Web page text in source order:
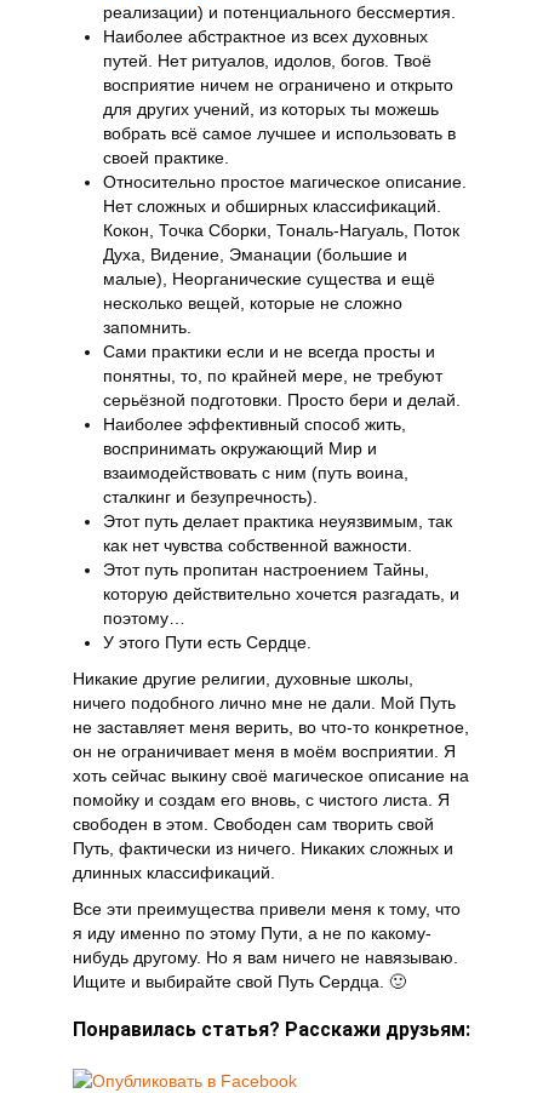
реализации) и потенциального бессмертия.
Наиболее абстрактное из всех духовных
путей. Нет ритуалов, идолов, богов. Твоё
восприятие ничем не ограничено и открыто
для других учений, из которых ты можешь
вобрать всё самое лучшее и использовать в
своей практике.
Относительно простое магическое описание.
Нет сложных и обширных классификаций.
Кокон, Точка Сборки, Тональ-Нагуаль, Поток
Духа, Видение, Эманации (большие и
малые), Неорганические существа и ещё
несколько вещей, которые не сложно
запомнить.
Сами практики если и не всегда просты и
понятны, то, по крайней мере, не требуют
серьёзной подготовки. Просто бери и делай.
Наиболее эффективный способ жить,
воспринимать окружающий Мир и
взаимодействовать с ним (путь воина,
сталкинг и безупречность).
Этот путь делает практика неуязвимым, так
как нет чувства собственной важности.
Этот путь пропитан настроением Тайны,
которую действительно хочется разгадать, и
поэтому…
У этого Пути есть Сердце.
Никакие другие религии, духовные школы,
ничего подобного лично мне не дали. Мой Путь
не заставляет меня верить, во что-то конкретное,
он не ограничивает меня в моём восприятии. Я
хоть сейчас выкину своё магическое описание на
помойку и создам его вновь, с чистого листа. Я
свободен в этом. Свободен сам творить свой
Путь, фактически из ничего. Никаких сложных и
длинных классификаций.
Все эти преимущества привели меня к тому, что
я иду именно по этому Пути, а не по какому-
нибудь другому. Но я вам ничего не навязываю.
Ищите и выбирайте свой Путь Сердца. 🙂
Понравилась статья? Расскажи друзьям: